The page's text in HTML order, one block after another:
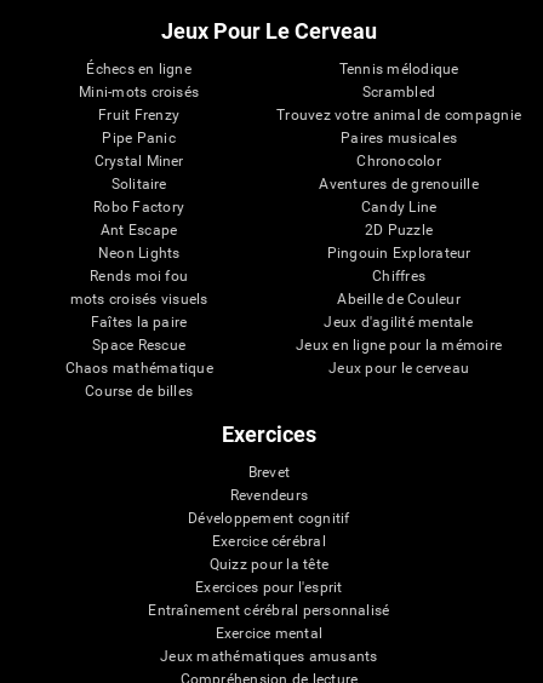
Jeux Pour Le Cerveau
Échecs en ligne
Mini-mots croisés
Fruit Frenzy
Pipe Panic
Crystal Miner
Solitaire
Robo Factory
Ant Escape
Neon Lights
Rends moi fou
mots croisés visuels
Faîtes la paire
Space Rescue
Chaos mathématique
Course de billes
Tennis mélodique
Scrambled
Trouvez votre animal de compagnie
Paires musicales
Chronocolor
Aventures de grenouille
Candy Line
2D Puzzle
Pingouin Explorateur
Chiffres
Abeille de Couleur
Jeux d'agilité mentale
Jeux en ligne pour la mémoire
Jeux pour le cerveau
Exercices
Brevet
Revendeurs
Développement cognitif
Exercice cérébral
Quizz pour la tête
Exercices pour l'esprit
Entraînement cérébral personnalisé
Exercice mental
Jeux mathématiques amusants
Compréhension de lecture